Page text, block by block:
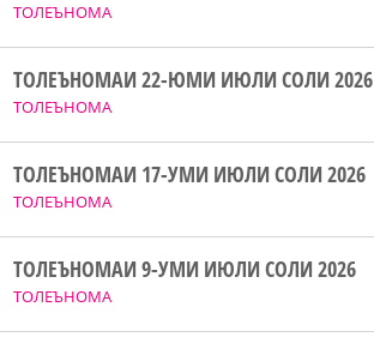
ТОЛЕЪНОМА
ТОЛЕЪНОМА
ТОЛЕЪНОМАИ 22-ЮМИ ИЮЛИ СОЛИ 2026
ТОЛЕЪНОМА
ТОЛЕЪНОМАИ 17-УМИ ИЮЛИ СОЛИ 2026
ТОЛЕЪНОМА
ТОЛЕЪНОМАИ 9-УМИ ИЮЛИ СОЛИ 2026